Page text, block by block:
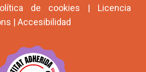
de cookies | Licencia
| Accesibilidad